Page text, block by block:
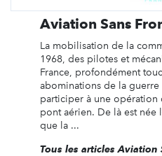
Aviation Sans
La mobilisation de la
1968, des pilotes et
France, profondément
abominations de la
participer à une opération
pont aérien. De là est née
que la ...
Tous les articles Aviation